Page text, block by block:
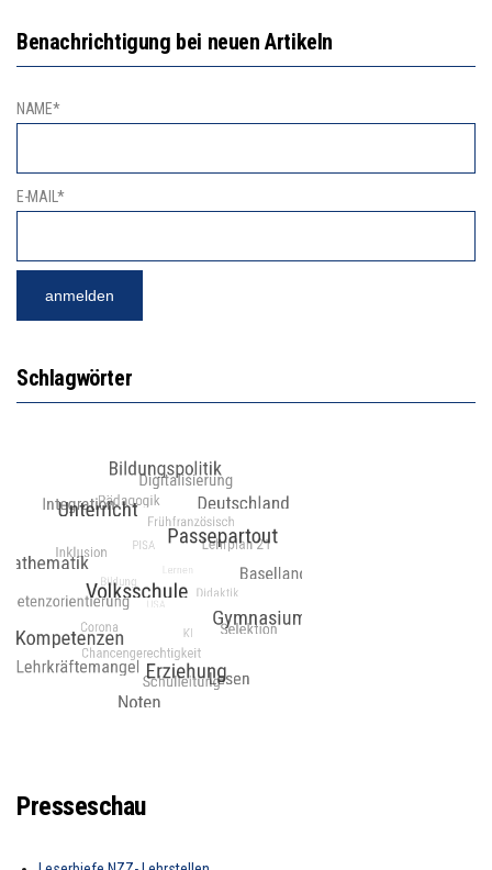
Benachrichtigung bei neuen Artikeln
NAME*
E-MAIL*
Schlagwörter
Presseschau